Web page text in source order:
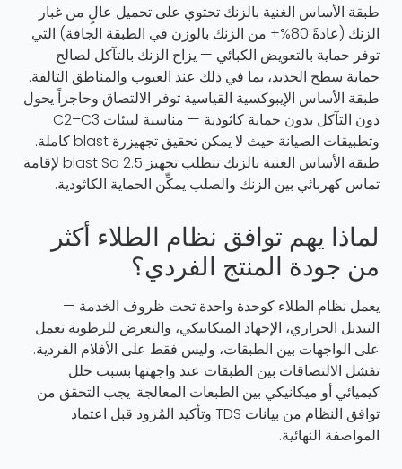
طبقة الأساس الغنية بالزنك تحتوي على تحميل عالٍ من غبار
الزنك (عادةً 80%+ من الزنك بالوزن في الطبقة الجافة) التي
توفر حماية بالتعويض الكبائي — يزاح الزنك بالتآكل لصالح
حماية سطح الحديد، بما في ذلك عند العيوب والمناطق التالفة.
طبقة الأساس الإيبوكسية القياسية توفر الالتصاق وحاجزاً يحول
دون التآكل بدون حماية كاثودية — مناسبة لبيئات C2–C3
وتطبيقات الصيانة حيث لا يمكن تحقيق تجهيزرة blast كاملة.
طبقة الأساس الغنية بالزنك تتطلب تجهيز blast Sa 2.5 لإقامة
تماس كهربائي بين الزنك والصلب يمكِّن الحماية الكاثودية.
لماذا يهم توافق نظام الطلاء أكثر
من جودة المنتج الفردي؟
يعمل نظام الطلاء كوحدة واحدة تحت ظروف الخدمة —
التبديل الحراري، الإجهاد الميكانيكي، والتعرض للرطوبة تعمل
على الواجهات بين الطبقات، وليس فقط على الأفلام الفردية.
تفشل الالتصاقات بين الطبقات عند واجهتها بسبب خلل
كيميائي أو ميكانيكي بين الطبعات المعالجة. يجب التحقق من
توافق النظام من بيانات TDS وتأكيد المُزود قبل اعتماد
المواصفة النهائية.